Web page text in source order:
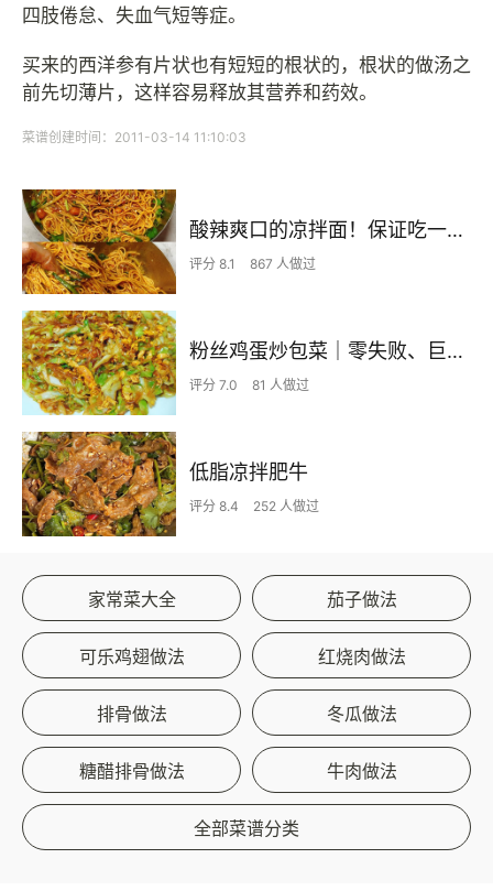
四肢倦怠、失血气短等症。
买来的西洋参有片状也有短短的根状的，根状的做汤之
前先切薄片，这样容易释放其营养和药效。
菜谱创建时间：2011-03-14 11:10:03
酸辣爽口的凉拌面！保证吃一次就上瘾
评分 8.1 867 人做过
粉丝鸡蛋炒包菜｜零失败、巨下饭
评分 7.0 81 人做过
低脂凉拌肥牛
评分 8.4 252 人做过
家常菜大全 茄子做法
可乐鸡翅做法 红烧肉做法
排骨做法 冬瓜做法
糖醋排骨做法 牛肉做法
全部菜谱分类